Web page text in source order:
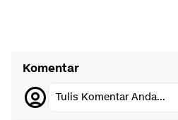
Komentar
Tulis Komentar Anda...